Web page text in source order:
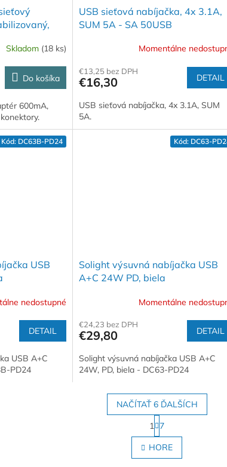
Skladom (18 ks)
Do košíka
600mA,
USB sieťová nabíjačka, 4x 3.1A,
SUM 5A - SA 50USB
Momentálne
€13,25 bez DPH
€16,30 DETAIL
USB sieťová nabíjačka, 4x 3.1A, SUM
5A.
USB
nedostupné
DETAIL
USB A+C
PD24
Kód: DC63B-PD24
Solight výsuvná nabíjačka USB
A+C 24W PD, biela
Momentálne
€24,23 bez DPH
€29,80 DETAIL
Solight výsuvná nabíjačka USB A+C
24W, PD, biela - DC63-PD24
Kód: DC63-
O
v
l
NAČÍTAŤ 6 ĎALŠÍCH
S
t
r
á
n
1 7
HORE